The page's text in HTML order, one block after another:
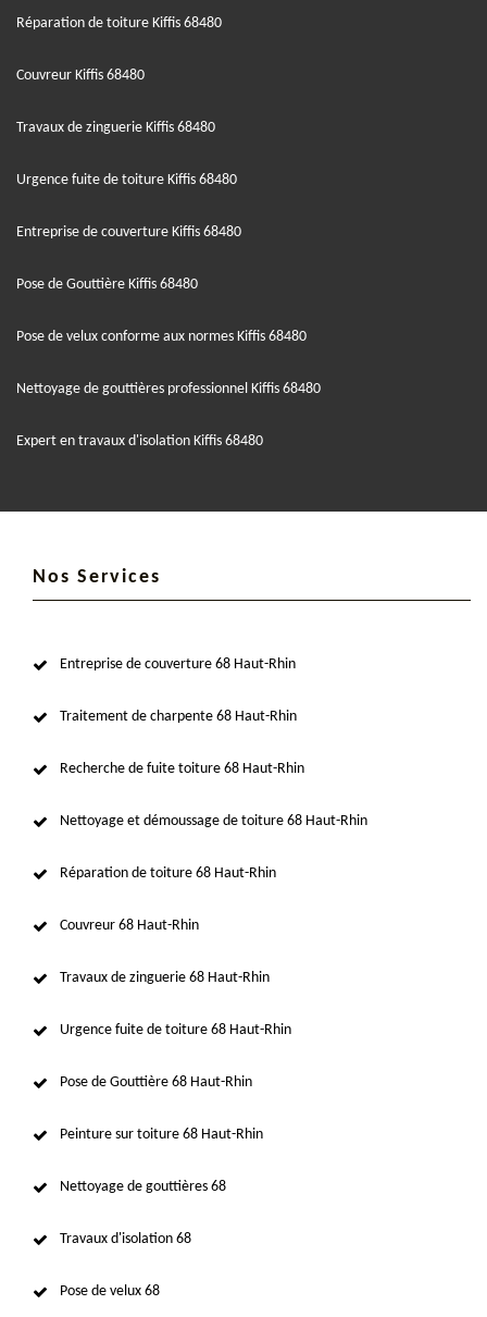
Réparation de toiture Kiffis 68480
Couvreur Kiffis 68480
Travaux de zinguerie Kiffis 68480
Urgence fuite de toiture Kiffis 68480
Entreprise de couverture Kiffis 68480
Pose de Gouttière Kiffis 68480
Pose de velux conforme aux normes Kiffis 68480
Nettoyage de gouttières professionnel Kiffis 68480
Expert en travaux d'isolation Kiffis 68480
Nos Services
Entreprise de couverture 68 Haut-Rhin
Traitement de charpente 68 Haut-Rhin
Recherche de fuite toiture 68 Haut-Rhin
Nettoyage et démoussage de toiture 68 Haut-Rhin
Réparation de toiture 68 Haut-Rhin
Couvreur 68 Haut-Rhin
Travaux de zinguerie 68 Haut-Rhin
Urgence fuite de toiture 68 Haut-Rhin
Pose de Gouttière 68 Haut-Rhin
Peinture sur toiture 68 Haut-Rhin
Nettoyage de gouttières 68
Travaux d'isolation 68
Pose de velux 68